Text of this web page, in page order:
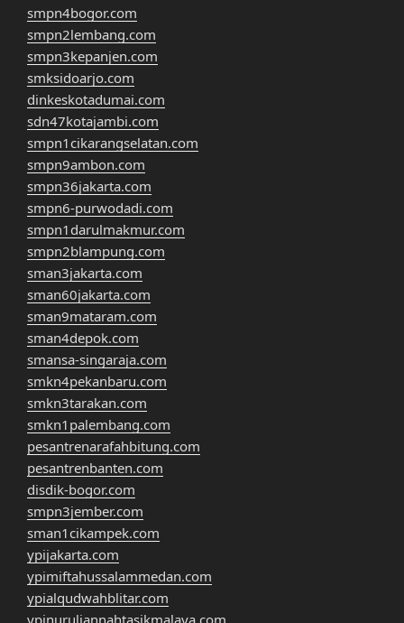
smpn4bogor.com
smpn2lembang.com
smpn3kepanjen.com
smksidoarjo.com
dinkeskotadumai.com
sdn47kotajambi.com
smpn1cikarangselatan.com
smpn9ambon.com
smpn36jakarta.com
smpn6-purwodadi.com
smpn1darulmakmur.com
smpn2blampung.com
sman3jakarta.com
sman60jakarta.com
sman9mataram.com
sman4depok.com
smansa-singaraja.com
smkn4pekanbaru.com
smkn3tarakan.com
smkn1palembang.com
pesantrenarafahbitung.com
pesantrenbanten.com
disdik-bogor.com
smpn3jember.com
sman1cikampek.com
ypijakarta.com
ypimiftahussalammedan.com
ypialqudwahblitar.com
ypinuruljannahtasikmalaya.com